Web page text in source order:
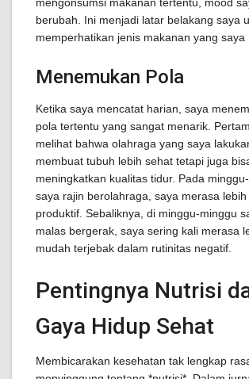
berubah. Ini menjadi latar belakang saya
memperhatikan jenis makanan yang saya
Menemukan Pola
Ketika saya mencatat harian, saya
pola tertentu yang sangat menarik.
melihat bahwa olahraga yang saya
membuat tubuh lebih sehat tetapi juga
meningkatkan kualitas tidur. Pada
saya rajin berolahraga, saya merasa
produktif. Sebaliknya, di minggu-minggu
malas bergerak, saya sering kali merasa
mudah terjebak dalam rutinitas negatif.
Pentingnya Nutrisi
Gaya Hidup Sehat
Membicarakan kesehatan tak lengkap